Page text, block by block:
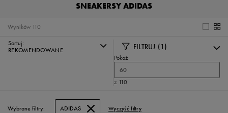
SNEAKERSY ADIDAS
110
Wyników
Sortuj:
REKOMENDOWANE
FILTRUJ (1)
Pokaż
60
z 110
Wybrane filtry: ADIDAS Wyczyść filtry